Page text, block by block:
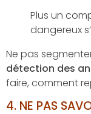
Plus un
dangereux
Ne pas
détection des
faire, comment
4. NE PAS